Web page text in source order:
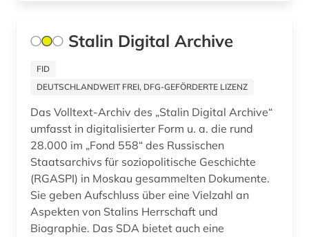
albrecht <mainz (1)
alexander von humboldt (2)
alexandr s. (1)
alf laila wa-laila (1)
alfred escher (1)
Tuerkei (11)
Ukraine (25)
Unbekannt (1)
Ungarn (15)
Vatikanstadt (3)
Zypern (1)
Stalin Digital Archive
FID
DEUTSCHLANDWEIT FREI, DFG-GEFÖRDERTE LIZENZ
Das Volltext-Archiv des „Stalin Digital Archive“
umfasst in digitalisierter Form u. a. die rund
28.000 im „Fond 558“ des Russischen
Staatsarchivs für soziopolitische Geschichte
(RGASPI) in Moskau gesammelten Dokumente.
Sie geben Aufschluss über eine Vielzahl an
Aspekten von Stalins Herrschaft und
Biographie. Das SDA bietet auch eine